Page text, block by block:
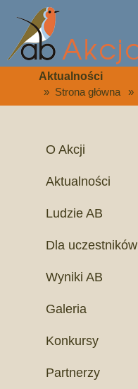
Aktualności
» Strona główna »
O Akcji
Aktualności
Ludzie AB
Dla uczestników
Wyniki AB
Galeria
Konkursy
Partnerzy